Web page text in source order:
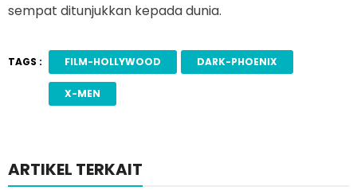
sempat ditunjukkan kepada dunia.
TAGS : FILM-HOLLYWOOD DARK-PHOENIX
X-MEN
ARTIKEL TERKAIT